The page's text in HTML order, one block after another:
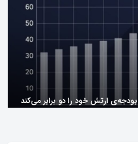
ارتش خود را دو برابر می‌کند